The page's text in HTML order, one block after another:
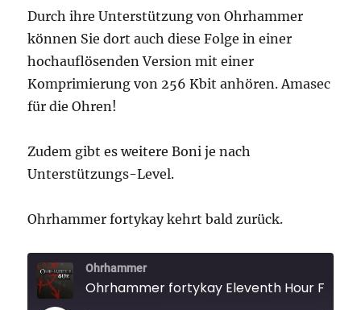
Durch ihre Unterstützung von Ohrhammer
können Sie dort auch diese Folge in einer
hochauflösenden Version mit einer
Komprimierung von 256 Kbit anhören. Amasec
für die Ohren!
Zudem gibt es weitere Boni je nach
Unterstützungs-Level.
Ohrhammer fortykay kehrt bald zurück.
Ohrhammer
Ohrhammer fortykay Eleventh Hour Folge